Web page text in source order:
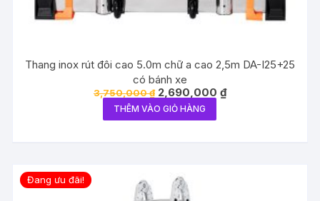
Thang inox rút đôi cao 5.0m chữ a cao 2,5m DA-I25+25
có bánh xe
3,750,000₫ Giá
gốc
là:
3,750,000 ₫.
2,690,000 ₫Giá
hiện
THÊM VÀO GIỎ HÀNG
Đang ưu đãi!